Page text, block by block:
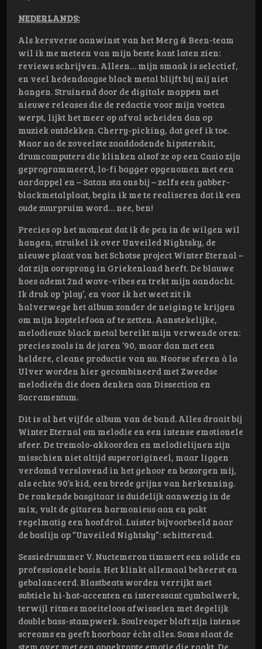
NEDERLANDS:
Als kersverse aanwinst van het Merg & Been-team
wil ik me meteen van mijn beste kant laten zien:
reviews schrijven. Alleen… mijn smaak is selectief,
en veel hedendaagse black metal blijft bij mij niet
hangen. Struinend door de digitale mappen met
nieuwe releases die de redactie voor mijn voeten
werpt, lijkt het meer op afval scheiden dan op
muziek ontdekken. Cherry-picking, dat geef ik toe.
Maar na de zoveelste zaaddodende hipstershit,
drumcomputers die klinken alsof ze op een Casio zijn
geprogrammeerd, lo-fi bagger opgenomen met een
aardappel en – Satan sta ons bij – zelfs een gabber-
blackmetalplaat, begin ik me te realiseren dat ik een
oude zuurpruim word… nee, ben!
Precies op het moment dat ik de pen in de wilgen wil
hangen, struikel ik over Unveiled Nightsky, de
nieuwe plaat van het Schotse project Winter Eternal –
dat zijn oorsprong in Griekenland heeft. De blauwe
hoes ademt 2nd wave-vibes en trekt mijn aandacht.
Ik druk op ‘play’, en voor ik het weet zit ik
halverwege het album zonder de neiging te krijgen
om mijn koptelefoon af te zetten. Aanstekelijke,
melodieuze black metal bereikt mijn verwende oren:
precies zoals in de jaren ’90, maar dan met een
heldere, cleane productie van nu. Noorse sferen à la
Ulver worden hier gecombineerd met Zweedse
melodieën die doen denken aan Dissection en
Sacramentum.
Dit is al het vijfde album van de band. Alles draait bij
Winter Eternal om melodie en een intense emotionele
sfeer. De tremolo-akkoorden en melodielijnen zijn
misschien niet altijd superorigineel, maar liggen
verdomd verslavend in het gehoor en bezorgen mij,
als echte 90’s kid, een brede grijns van herkenning.
De ronkende basgitaar is duidelijk aanwezig in de
mix, vult de gitaren harmonieus aan en pakt
regelmatig een hoofdrol. Luister bijvoorbeeld naar
de baslijn op “Unveiled Nightsky”: schitterend.
Sessiedrummer V. Nuctemeron timmert een solide en
professionele basis. Het klinkt allemaal beheerst en
gebalanceerd. Blastbeats worden verrijkt met
subtiele hi-hat-accenten en interessant cymbalwerk,
terwijl ritmes moeiteloos afwisselen met degelijk
double bass-stampwerk. Soulreaper blaft zijn intense
screams en geeft hoorbaar écht alles. Soms slaat de